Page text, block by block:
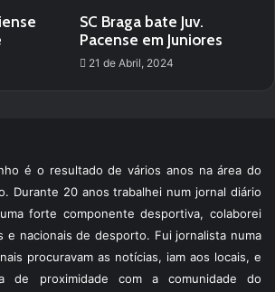
SC Braga bate Juv.
Pacense em Juniores
21 de Abril, 2024
é o resultado de vários anos na área do
Durante 20 anos trabalhei num jornal diário
forte componente desportiva, colaborei
e nacionais de desporto. Fui jornalista numa
procuravam as notícias, iam aos locais, e
de proximidade com a comunidade do